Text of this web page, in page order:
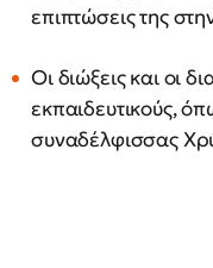
επιπτώσεις της
Οι διώξεις και οι
εκπαιδευτικούς,
συναδέλφισσας